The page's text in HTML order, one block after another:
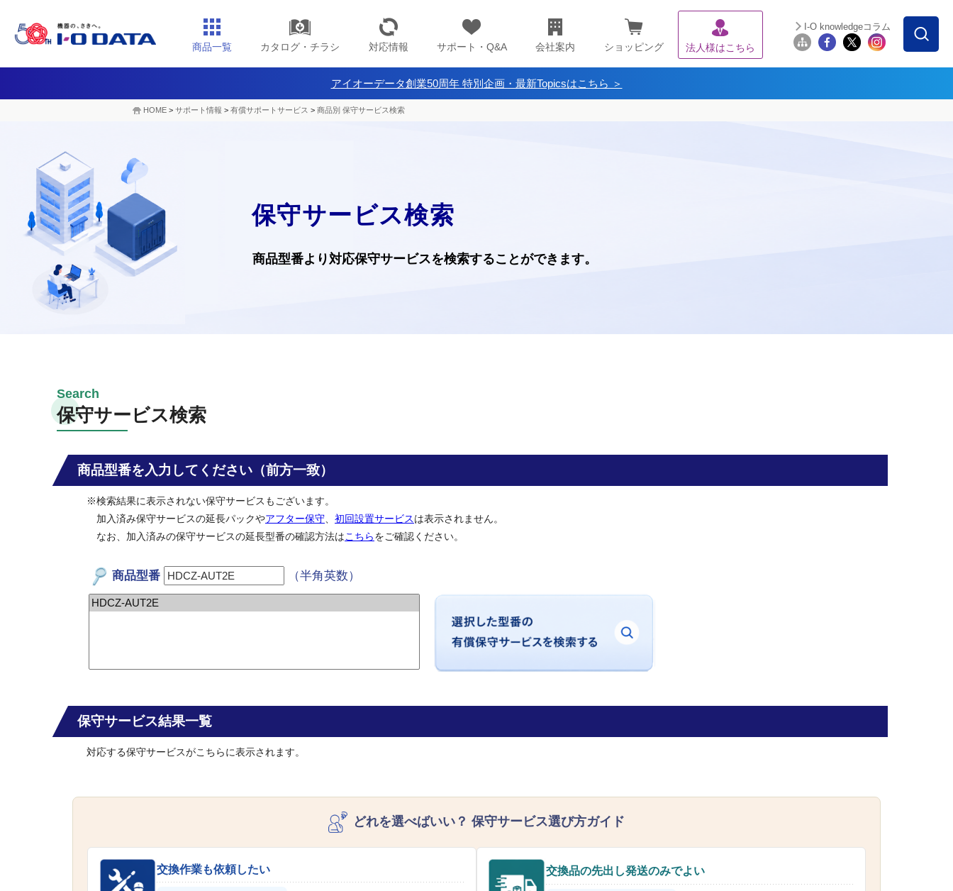
商品一覧 カタログ・チラシ 対応情報 サポート・Q&A 会社案内 ショッピング 法人様はこちら
I-O knowledgeコラム
アイオーデータ創業50周年 特別企画・最新Topicsはこちら ＞
HOME > サポート情報 > 有償サポートサービス > 商品別 保守サービス検索
保守サービス検索
商品型番より対応保守サービスを検索することができます。
保守サービス検索
商品型番を入力してください（前方一致）
※検索結果に表示されない保守サービスもございます。
加入済み保守サービスの延長パックやアフター保守 初回設置サービスは表示されません。
なお、加入済みの保守サービスの延長型番の確認方法はこちらをご確認ください。
商品型番 （半角英数）
保守サービス結果一覧
対応する保守サービスがこちらに表示されます。
どれを選べばいい？ 保守サービス選び方ガイド
交換作業も依頼したい 交換品の先出し発送のみでよい